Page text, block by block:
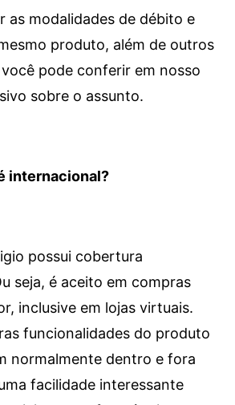
as modalidades de débito e
produto, além de outros
pode conferir em nosso
sobre o assunto.
internacional?
possui cobertura
seja, é aceito em compras
inclusive em lojas virtuais.
funcionalidades do produto
normalmente dentro e fora
facilidade interessante